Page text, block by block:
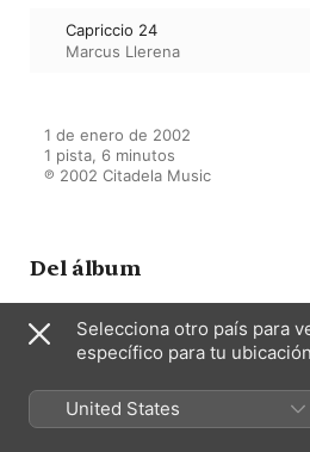
Capriccio 24
Marcus Llerena
1 de enero de 2002
1 pista, 6 minutos
℗ 2002 Citadela Music
Del álbum
Variações
Marcus Llerena
Selecciona otro país para
específico para tu ubicación
United States